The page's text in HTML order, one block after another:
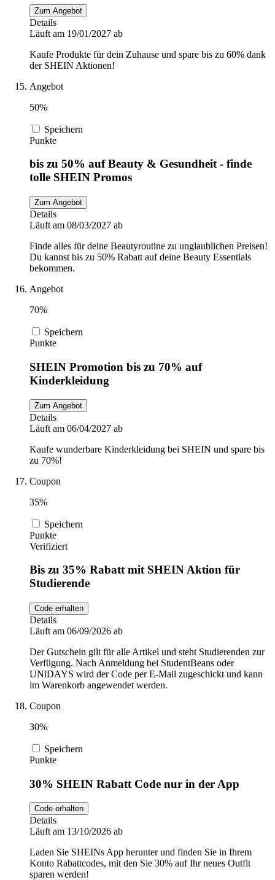
Zum Angebot
Details
Läuft am 19/01/2027 ab
Kaufe Produkte für dein Zuhause und spare bis zu 60% dank
der SHEIN Aktionen!
Angebot
50%
Speichern
Punkte
bis zu 50% auf Beauty & Gesundheit - finde
tolle SHEIN Promos
Zum Angebot
Details
Läuft am 08/03/2027 ab
Finde alles für deine Beautyroutine zu unglaublichen Preisen!
Du kannst bis zu 50% Rabatt auf deine Beauty Essentials
bekommen.
Angebot
70%
Speichern
Punkte
SHEIN Promotion bis zu 70% auf
Kinderkleidung
Zum Angebot
Details
Läuft am 06/04/2027 ab
Kaufe wunderbare Kinderkleidung bei SHEIN und spare bis
zu 70%!
Coupon
35%
Speichern
Punkte
Verifiziert
Bis zu 35% Rabatt mit SHEIN Aktion für
Studierende
Code erhalten
Details
Läuft am 06/09/2026 ab
Der Gutschein gilt für alle Artikel und steht Studierenden zur
Verfügung. Nach Anmeldung bei StudentBeans oder
UNiDAYS wird der Code per E-Mail zugeschickt und kann
im Warenkorb angewendet werden.
Coupon
30%
Speichern
Punkte
30% SHEIN Rabatt Code nur in der App
Code erhalten
Details
Läuft am 13/10/2026 ab
Laden Sie SHEINs App herunter und finden Sie in Ihrem
Konto Rabattcodes, mit den Sie 30% auf Ihr neues Outfit
sparen werden!